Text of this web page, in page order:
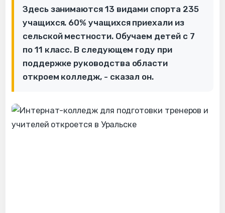
Здесь занимаются 13 видами спорта 235
учащихся. 60% учащихся приехали из
сельской местности. Обучаем детей с 7
по 11 класс. В следующем году при
поддержке руководства области
откроем колледж, - сказал он.